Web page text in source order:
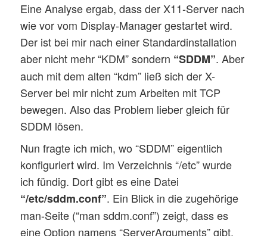
Eine Analyse ergab, dass der X11-Server nach
wie vor vom Display-Manager gestartet wird.
Der ist bei mir nach einer Standardinstallation
aber nicht mehr “KDM” sondern “SDDM”. Aber
auch mit dem alten “kdm” ließ sich der X-
Server bei mir nicht zum Arbeiten mit TCP
bewegen. Also das Problem lieber gleich für
SDDM lösen.
Nun fragte ich mich, wo “SDDM” eigentlich
konfiguriert wird. Im Verzeichnis “/etc” wurde
ich fündig. Dort gibt es eine Datei
“/etc/sddm.conf”. Ein Blick in die zugehörige
man-Seite (“man sddm.conf”) zeigt, dass es
eine Option namens “ServerArguments” gibt.